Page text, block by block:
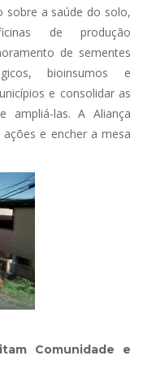
sobre a saúde do solo,
de produção
de sementes
bioinsumos e
e consolidar as
ampliá-las. A Aliança
e encher a mesa
Comunidade e